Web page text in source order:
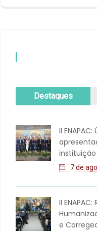
Destaques
II
instituição
7 de
II
e